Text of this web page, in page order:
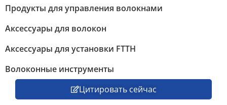
Продукты для управления волокнами
Аксессуары для волокон
Аксессуары для установки FTTH
Волоконные инструменты
Цитировать сейчас